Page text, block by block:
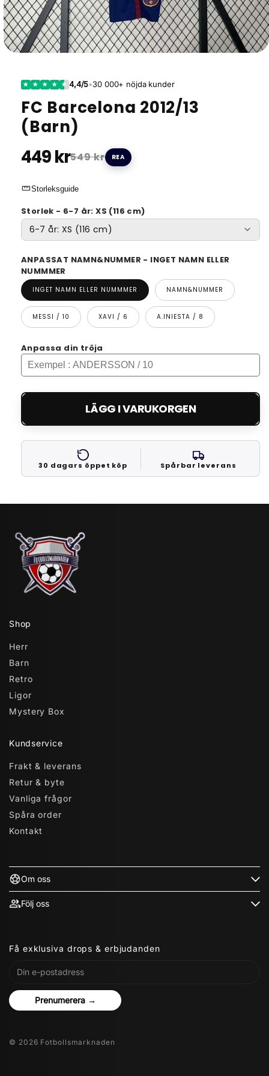
★ ★ ★ ★ ★ 4,4/5•30 000+ nöjda kunder
FC Barcelona 2012/13
(Barn)
449 kr549 kr REA
straightenStorleksguide
Storlek - 6-7 år: XS (116 cm)
ANPASSAT NAMN&NUMMER - INGET NAMN ELLER
NUMMMER
INGET NAMN ELLER NUMMMER NAMN&NUMMER
MESSI / 10 XAVI / 6 A.INIESTA / 8
Anpassa din tröja
LÄGG I VARUKORGEN
30 dagars öppet köp Spårbar leverans
Shop
Herr
Barn
Retro
Ligor
Mystery Box
Kundservice
Frakt & leverans
Retur & byte
Vanliga frågor
Spåra order
Kontakt
Om oss
Följ oss
Få exklusiva drops & erbjudanden
Prenumerera →
© 2026 Fotbollsmarknaden